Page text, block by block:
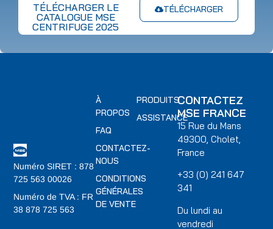
TÉLÉCHARGER
TÉLÉCHARGER LE
CATALOGUE MSE
CENTRIFUGE 2025
Numéro SIRET : 878
725 563 00026
Numéro de TVA : FR
38 878 725 563
PRODUITS
ASSISTANCE
À
PROPOS
FAQ
CONTACTEZ-
NOUS
CONDITIONS
GÉNÉRALES
DE VENTE
CONTACTEZ
MSE FRANCE
15 Rue du Mans
49300, Cholet,
France
+33 (0) 241 647
341
Du lundi au
vendredi